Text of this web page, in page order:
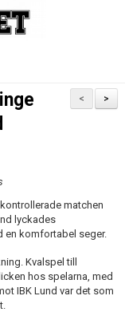
>
<
matchen
lyckades
en komfortabel seger.
Kvalspel till
hos spelarna, med
IBK Lund var det som